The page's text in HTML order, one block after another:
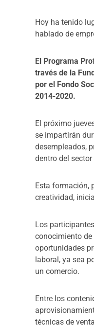
Hoy ha tenido
hablado de
El Programa
través de la
por el Fondo
2014-2020.
El próximo
se impartirán
desempleados,
dentro del
Esta formación,
creatividad,
Los
conocimiento
oportunidades
laboral, ya sea
un comercio.
Entre los
técnicas de